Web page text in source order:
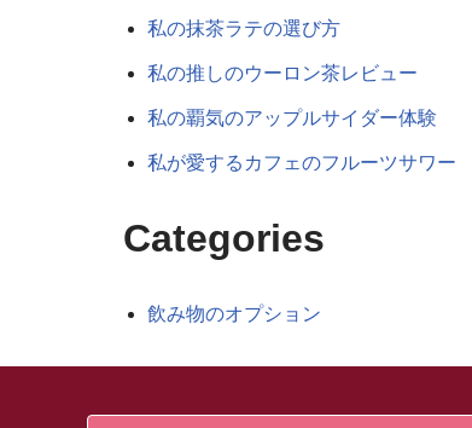
私の抹茶ラテの選び方
私の推しのウーロン茶レビュー
私の覇気のアップルサイダー体験
私が愛するカフェのフルーツサワー
Categories
飲み物のオプション